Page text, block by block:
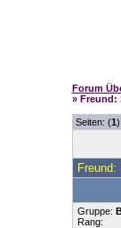
Forum
» Freund:
Seiten: (1
Gruppe:
Rang: